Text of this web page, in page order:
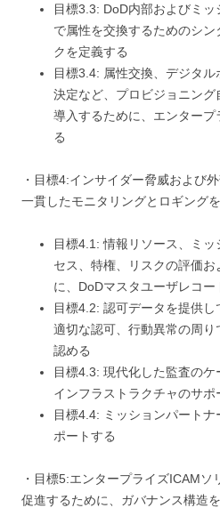
目標3.3: DoD内部およびミ
で属性を交換するためのシ
クを定義する
目標3.4: 属性交換、デジタ
決定など、プロビジョニン
導入するために、エンター
る
・目標4:インサイダー脅威および
一貫したモニタリングとロギング
目標4.1: 情報リソース、ミ
セス、特権、リスクの評価
に、DoDマスタユーザレコ
目標4.2: 認可データを提供
適切な認可、行動異常の周
認める
目標4.3: 現代化した監査の
インフラストラクチャのサポ
目標4.4: ミッションパート
ポートする
・目標5:エンタープライズICAM
促進するために、ガバナンス構造